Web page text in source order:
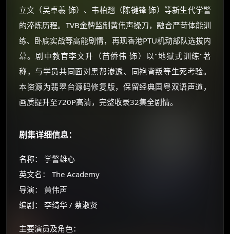
立文（吴卓羲 饰）、韦柏翘（陈键锋 饰）等新生代学警
的淬炼历程。TVB金牌监制黄伟声操刀，融合严苛体能训
练、卧底实战等高能剧情，再现香港PTU机动部队选拔内
幕。剧中教官李文升（苗侨伟 饰）以"地狱式训练"著
称，与学员共同面对黑帮渗透、同袍背叛等生死考验。
本资源为翡翠台源码修复版，保留经典国粤双语声道，
画质提升至720P高清，完整收录32集全剧情。
剧集详细信息：
名称： 学警雄心
英文名： The Academy
导演： 黄伟声
编剧： 李绮华 / 蔡淑贤
主要演员及角色：